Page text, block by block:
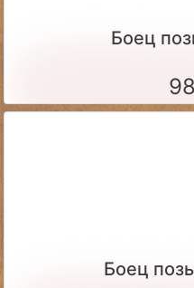
Боец
Боец